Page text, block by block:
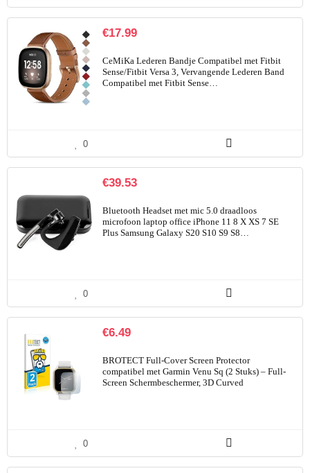
€17.99
CeMiKa Lederen Bandje Compatibel met Fitbit
Sense/Fitbit Versa 3, Vervangende Lederen Band
Compatibel met Fitbit Sense…
0
€39.53
Bluetooth Headset met mic 5.0 draadloos
microfoon laptop office iPhone 11 8 X XS 7 SE
Plus Samsung Galaxy S20 S10 S9 S8…
0
€6.49
BROTECT Full-Cover Screen Protector
compatibel met Garmin Venu Sq (2 Stuks) – Full-
Screen Schermbeschermer, 3D Curved
0